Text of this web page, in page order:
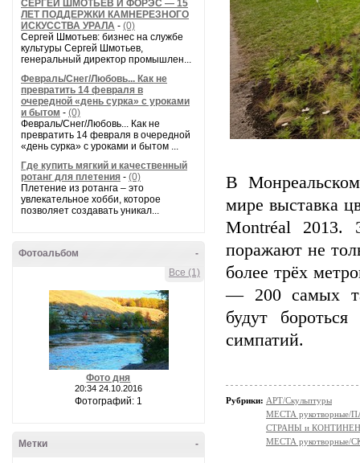
СЕРГЕЙ ШМОТЬЕВ И ФОРЭС — 15
ЛЕТ ПОДДЕРЖКИ КАМНЕРЕЗНОГО
ИСКУССТВА УРАЛА - (0)
Сергей Шмотьев: бизнес на службе
культуры Сергей Шмотьев,
генеральный директор промышлен...
Февраль/Снег/Любовь... Как не
превратить 14 февраля в
очередной «день сурка» с уроками
и бытом - (0)
Февраль/Снег/Любовь... Как не
превратить 14 февраля в очередной
«день сурка» с уроками и бытом ...
Где купить мягкий и качественный
ротанг для плетения - (0)
Плетение из ротанга – это
увлекательное хобби, которое
позволяет создавать уникал...
-
Фотоальбом
Все (1)
Фото дня
20:34 24.10.2016
Фотографий: 1
-
Метки
В
мире выставка
Montréal 2013.
поражают не
более трёх
— 200 самых
будут
симпатий.
Рубрики: АРТ/Скульптуры
МЕСТА рукотворные/
СТРАНЫ и
МЕСТА